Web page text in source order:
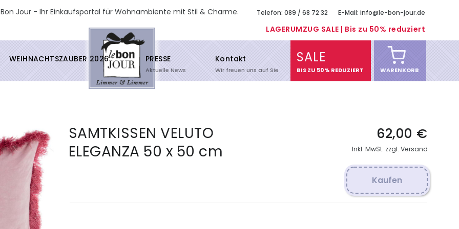
Bon Jour - Ihr Einkaufsportal für Wohnambiente mit Stil & Charme. Telefon: 089 / 68 72 32 E-Mail: info@le-bon-jour.de
LAGERUMZUG SALE | Bis zu 50% reduziert
WEIHNACHTSZAUBER 2026 PRESSE
Aktuelle News
Kontakt
Wir freuen uns auf Sie
SALE
BIS ZU 50% REDUZIERT WARENKORB
SAMTKISSEN VELUTO
ELEGANZA 50 x 50 cm
62,00 €
Inkl. MwSt. zzgl. Versand
Kaufen